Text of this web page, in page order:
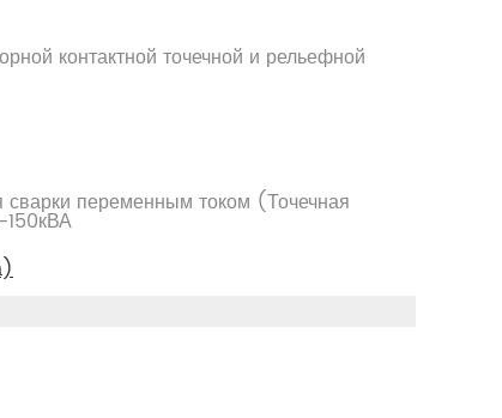
контактной точечной и рельефной
переменным током (Точечная